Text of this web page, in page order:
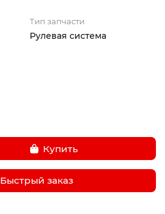
Тип запчасти
Рулевая система
Купить
Быстрый заказ